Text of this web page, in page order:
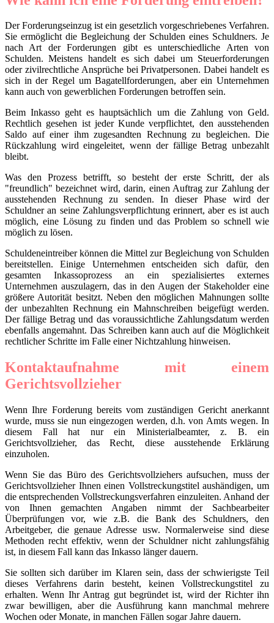
Der Forderungseinzug ist ein gesetzlich vorgeschriebenes Verfahren.
Sie ermöglicht die Begleichung der Schulden eines Schuldners. Je
nach Art der Forderungen gibt es unterschiedliche Arten von
Schulden. Meistens handelt es sich dabei um Steuerforderungen
oder zivilrechtliche Ansprüche bei Privatpersonen. Dabei handelt es
sich in der Regel um Bagatellforderungen, aber ein Unternehmen
kann auch von gewerblichen Forderungen betroffen sein.
Beim Inkasso geht es hauptsächlich um die Zahlung von Geld.
Rechtlich gesehen ist jeder Kunde verpflichtet, den ausstehenden
Saldo auf einer ihm zugesandten Rechnung zu begleichen. Die
Rückzahlung wird eingeleitet, wenn der fällige Betrag unbezahlt
bleibt.
Was den Prozess betrifft, so besteht der erste Schritt, der als
"freundlich" bezeichnet wird, darin, einen Auftrag zur Zahlung der
ausstehenden Rechnung zu senden. In dieser Phase wird der
Schuldner an seine Zahlungsverpflichtung erinnert, aber es ist auch
möglich, eine Lösung zu finden und das Problem so schnell wie
möglich zu lösen.
Schuldeneintreiber können die Mittel zur Begleichung von Schulden
bereitstellen. Einige Unternehmen entscheiden sich dafür, den
gesamten Inkassoprozess an ein spezialisiertes externes
Unternehmen auszulagern, das in den Augen der Stakeholder eine
größere Autorität besitzt. Neben den möglichen Mahnungen sollte
der unbezahlten Rechnung ein Mahnschreiben beigefügt werden.
Der fällige Betrag und das voraussichtliche Zahlungsdatum werden
ebenfalls angemahnt. Das Schreiben kann auch auf die Möglichkeit
rechtlicher Schritte im Falle einer Nichtzahlung hinweisen.
Kontaktaufnahme mit einem
Gerichtsvollzieher
Wenn Ihre Forderung bereits vom zuständigen Gericht anerkannt
wurde, muss sie nun eingezogen werden, d.h. von Amts wegen. In
diesem Fall hat nur ein Ministerialbeamter, z. B. ein
Gerichtsvollzieher, das Recht, diese ausstehende Erklärung
einzuholen.
Wenn Sie das Büro des Gerichtsvollziehers aufsuchen, muss der
Gerichtsvollzieher Ihnen einen Vollstreckungstitel aushändigen, um
die entsprechenden Vollstreckungsverfahren einzuleiten. Anhand der
von Ihnen gemachten Angaben nimmt der Sachbearbeiter
Überprüfungen vor, wie z.B. die Bank des Schuldners, den
Arbeitgeber, die genaue Adresse usw. Normalerweise sind diese
Methoden recht effektiv, wenn der Schuldner nicht zahlungsfähig
ist, in diesem Fall kann das Inkasso länger dauern.
Sie sollten sich darüber im Klaren sein, dass der schwierigste Teil
dieses Verfahrens darin besteht, keinen Vollstreckungstitel zu
erhalten. Wenn Ihr Antrag gut begründet ist, wird der Richter ihn
zwar bewilligen, aber die Ausführung kann manchmal mehrere
Wochen oder Monate, in manchen Fällen sogar Jahre dauern.